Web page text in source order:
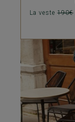
La veste190€